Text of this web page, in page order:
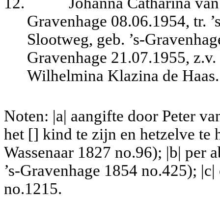
Gravenhage 08.06.1954, tr.
Slootweg, geb. ’s-
Gravenhage 21.07.1955,
Wilhelmina Klazina de Haas.
Noten: |a| aangifte door Peter
het [] kind te zijn en hetzelve te
Wassenaar 1827 no.96); |b| per
’s-Gravenhage 1854 no.425);
no.1215.